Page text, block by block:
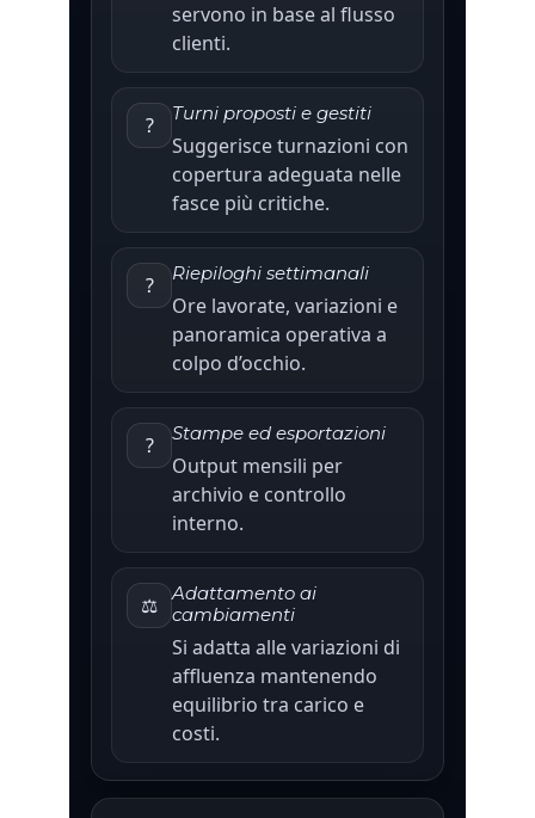
servono in base al flusso
clienti.
?️ Turni proposti e gestiti
Suggerisce turnazioni con
copertura adeguata nelle
fasce più critiche.
? Riepiloghi settimanali
Ore lavorate, variazioni e
panoramica operativa a
colpo d’occhio.
? Stampe ed esportazioni
Output mensili per
archivio e controllo
interno.
⚖️
Adattamento ai
cambiamenti
Si adatta alle variazioni di
affluenza mantenendo
equilibrio tra carico e
costi.